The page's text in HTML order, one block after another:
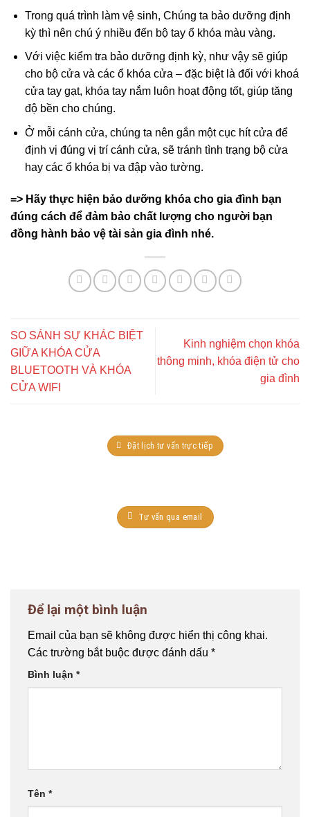
Trong quá trình làm vệ sinh, Chúng ta bảo dưỡng định
kỳ thì nên chú ý nhiều đến bộ tay ổ khóa màu vàng.
Với việc kiểm tra bảo dưỡng định kỳ, như vậy sẽ giúp
cho bộ cửa và các ổ khóa cửa – đặc biệt là đối với khoá
cửa tay gạt, khóa tay nắm luôn hoạt động tốt, giúp tăng
độ bền cho chúng.
Ở mỗi cánh cửa, chúng ta nên gắn một cục hít cửa để
định vị đúng vị trí cánh cửa, sẽ tránh tình trạng bộ cửa
hay các ổ khóa bị va đập vào tường.
=> Hãy thực hiện bảo dưỡng khóa cho gia đình bạn
đúng cách để đảm bảo chất lượng cho người bạn
đồng hành bảo vệ tài sản gia đình nhé.
SO SÁNH SỰ KHÁC BIỆT
GIỮA KHÓA CỬA
BLUETOOTH VÀ KHÓA
CỬA WIFI
Kinh nghiệm chọn khóa
thông minh, khóa điện tử cho
gia đình
Đặt lịch tư vấn trực tiếp
Tư vấn qua email
Để lại một bình luận
Email của bạn sẽ không được hiển thị công khai.
Các trường bắt buộc được đánh dấu *
Bình luận *
Tên *